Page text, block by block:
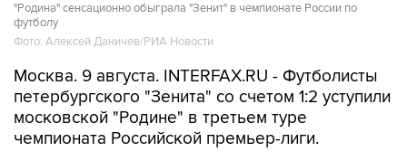
"Родина" сенсационно обыграла "Зенит" в чемпионате России по
футболу
Фото: Алексей Даничев/РИА Новости
Москва. 9 августа. INTERFAX.RU - Футболисты
петербургского "Зенита" со счетом 1:2 уступили
московской "Родине" в третьем туре
чемпионата Российской премьер-лиги.